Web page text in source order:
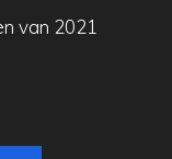
van 2021